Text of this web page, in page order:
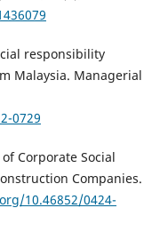
responsibility
Malaysia. Managerial
0729
Corporate Social
Companies.
10.46852/0424-